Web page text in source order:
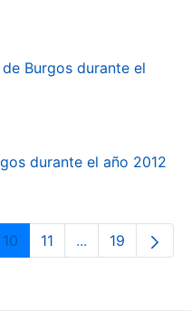
Burgos durante el
durante el año 2012
Use TAB para
Página
10 Página
11 ...PáginasPágina
19